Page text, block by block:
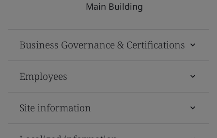
Main Building
Business Governance & Certifications
Employees
Site information